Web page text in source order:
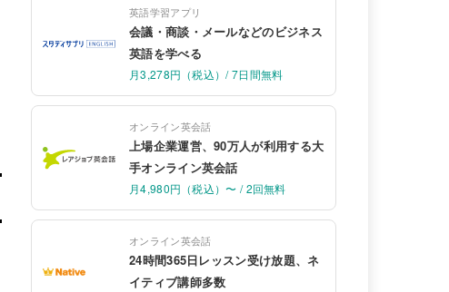
英語学習アプリ
会議・商談・メールなどのビジネス
英語を学べる
月3,278円（税込）/ 7日間無料
オンライン英会話
上場企業運営、90万人が利用する大
手オンライン英会話
月4,980円（税込）〜 / 2回無料
オンライン英会話
24時間365日レッスン受け放題、ネ
イティブ講師多数